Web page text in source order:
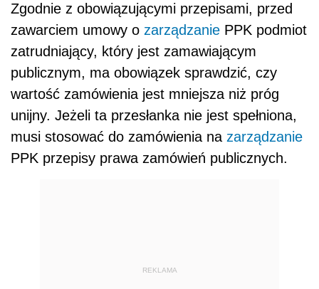
Zgodnie z obowiązującymi przepisami, przed
zawarciem umowy o zarządzanie PPK podmiot
zatrudniający, który jest zamawiającym
publicznym, ma obowiązek sprawdzić, czy
wartość zamówienia jest mniejsza niż próg
unijny. Jeżeli ta przesłanka nie jest spełniona,
musi stosować do zamówienia na zarządzanie
PPK przepisy prawa zamówień publicznych.
REKLAMA